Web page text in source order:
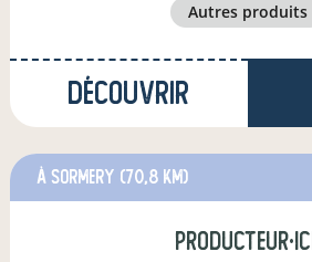
autres produits
Découvrir
à Sormery (70,8 km)